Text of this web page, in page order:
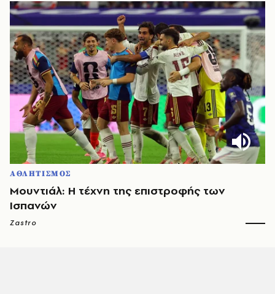
ΑΘΛΗΤΙΣΜΟΣ
Μουντιάλ: Η τέχνη της επιστροφής των
Ισπανών
Zastro